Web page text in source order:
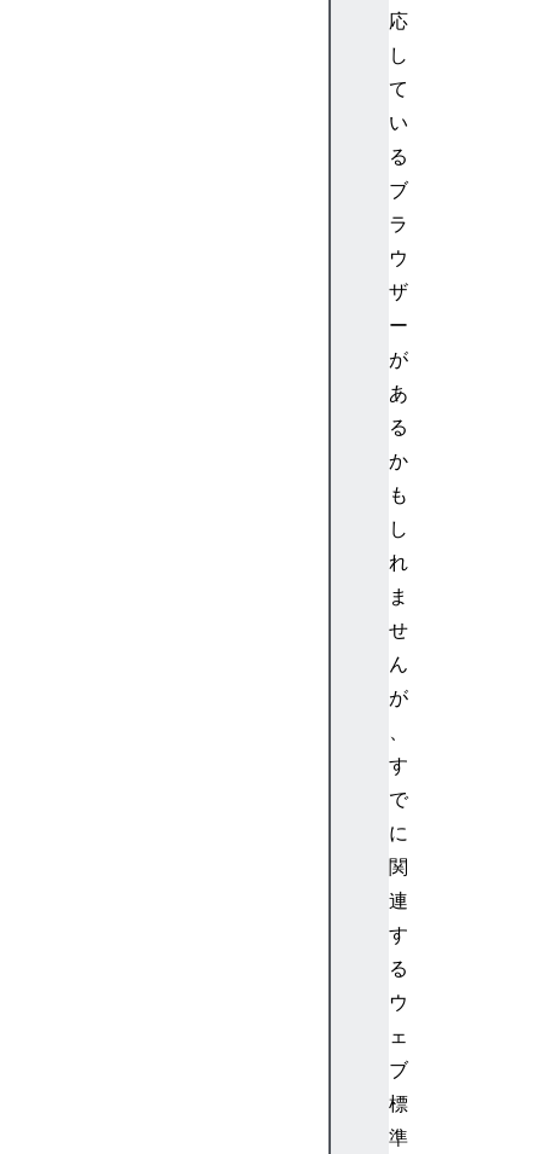
応
し
て
い
る
ブ
ラ
ウ
ザ
ー
が
あ
る
か
も
し
れ
ま
せ
ん
が
す
で
に
関
連
す
る
ウ
ェ
ブ
標
準